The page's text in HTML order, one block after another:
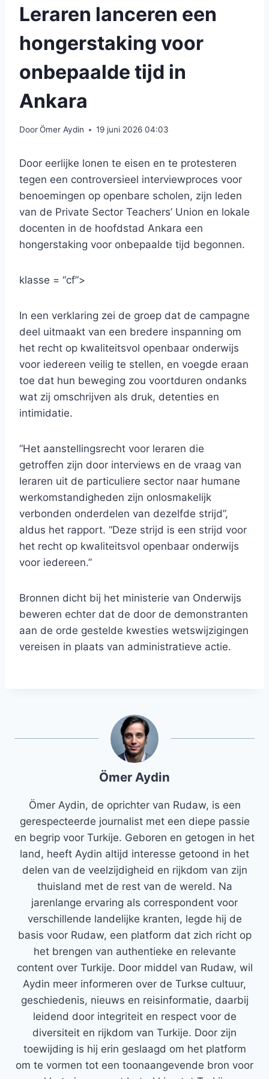
Leraren lanceren een
hongerstaking voor
onbepaalde tijd in
Ankara
DoorÖmer Aydin 19 juni 2026 04:03
Door eerlijke lonen te eisen en te protesteren
tegen een controversieel interviewproces voor
benoemingen op openbare scholen, zijn leden
van de Private Sector Teachers’ Union en lokale
docenten in de hoofdstad Ankara een
hongerstaking voor onbepaalde tijd begonnen.
klasse = “cf”>
In een verklaring zei de groep dat de campagne
deel uitmaakt van een bredere inspanning om
het recht op kwaliteitsvol openbaar onderwijs
voor iedereen veilig te stellen, en voegde eraan
toe dat hun beweging zou voortduren ondanks
wat zij omschrijven als druk, detenties en
intimidatie.
“Het aanstellingsrecht voor leraren die
getroffen zijn door interviews en de vraag van
leraren uit de particuliere sector naar humane
werkomstandigheden zijn onlosmakelijk
verbonden onderdelen van dezelfde strijd”,
aldus het rapport. “Deze strijd is een strijd voor
het recht op kwaliteitsvol openbaar onderwijs
voor iedereen.”
Bronnen dicht bij het ministerie van Onderwijs
beweren echter dat de door de demonstranten
aan de orde gestelde kwesties wetswijzigingen
vereisen in plaats van administratieve actie.
Ömer Aydin
Ömer Aydin, de oprichter van Rudaw, is een
gerespecteerde journalist met een diepe passie
en begrip voor Turkije. Geboren en getogen in het
land, heeft Aydin altijd interesse getoond in het
delen van de veelzijdigheid en rijkdom van zijn
thuisland met de rest van de wereld. Na
jarenlange ervaring als correspondent voor
verschillende landelijke kranten, legde hij de
basis voor Rudaw, een platform dat zich richt op
het brengen van authentieke en relevante
content over Turkije. Door middel van Rudaw, wil
Aydin meer informeren over de Turkse cultuur,
geschiedenis, nieuws en reisinformatie, daarbij
leidend door integriteit en respect voor de
diversiteit en rijkdom van Turkije. Door zijn
toewijding is hij erin geslaagd om het platform
om te vormen tot een toonaangevende bron voor